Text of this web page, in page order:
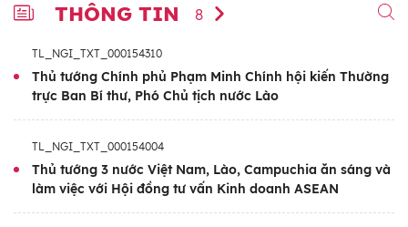
THÔNG TIN 8
TL_NGI_TXT_000154310
Thủ tướng Chính phủ Phạm Minh Chính hội kiến Thường
trực Ban Bí thư, Phó Chủ tịch nước Lào
TL_NGI_TXT_000154004
Thủ tướng 3 nước Việt Nam, Lào, Campuchia ăn sáng và
làm việc với Hội đồng tư vấn Kinh doanh ASEAN